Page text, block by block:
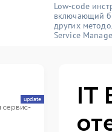
Low-code
включающий
других
Service
сервис-
update
IT